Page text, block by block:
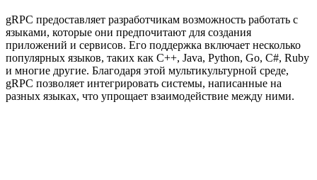
gRPC предоставляет разработчикам возможность работать с
языками, которые они предпочитают для создания
приложений и сервисов. Его поддержка включает несколько
популярных языков, таких как C++, Java, Python, Go, C#, Ruby
и многие другие. Благодаря этой мультикультурной среде,
gRPC позволяет интегрировать системы, написанные на
разных языках, что упрощает взаимодействие между ними.